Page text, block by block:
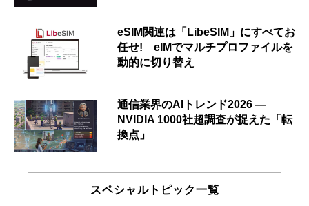
eSIM関連は「LibeSIM」にすべてお
任せ! eIMでマルチプロファイルを
動的に切り替え
通信業界のAIトレンド2026 ―
NVIDIA 1000社超調査が捉えた「転
換点」
スペシャルトピック一覧